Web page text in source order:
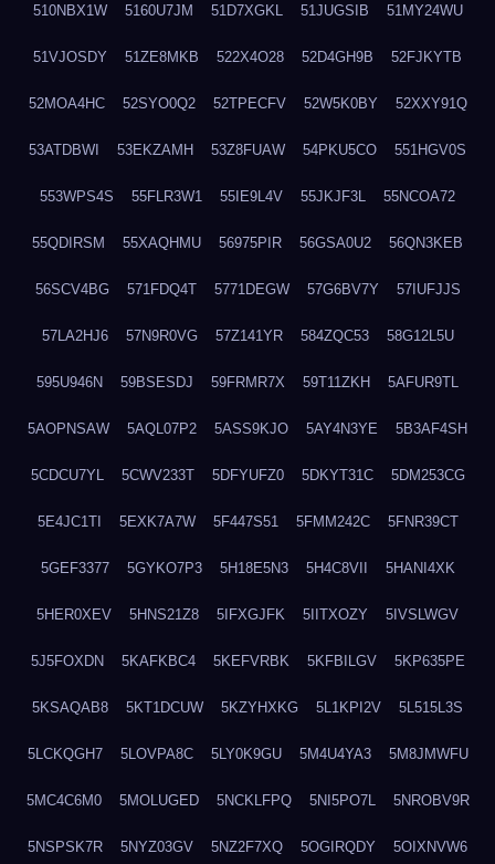
510NBX1W 5160U7JM 51D7XGKL 51JUGSIB 51MY24WU
51VJOSDY 51ZE8MKB 522X4O28 52D4GH9B 52FJKYTB
52MOA4HC 52SYO0Q2 52TPECFV 52W5K0BY 52XXY91Q
53ATDBWI 53EKZAMH 53Z8FUAW 54PKU5CO 551HGV0S
553WPS4S 55FLR3W1 55IE9L4V 55JKJF3L 55NCOA72
55QDIRSM 55XAQHMU 56975PIR 56GSA0U2 56QN3KEB
56SCV4BG 571FDQ4T 5771DEGW 57G6BV7Y 57IUFJJS
57LA2HJ6 57N9R0VG 57Z141YR 584ZQC53 58G12L5U
595U946N 59BSESDJ 59FRMR7X 59T11ZKH 5AFUR9TL
5AOPNSAW 5AQL07P2 5ASS9KJO 5AY4N3YE 5B3AF4SH
5CDCU7YL 5CWV233T 5DFYUFZ0 5DKYT31C 5DM253CG
5E4JC1TI 5EXK7A7W 5F447S51 5FMM242C 5FNR39CT
5GEF3377 5GYKO7P3 5H18E5N3 5H4C8VII 5HANI4XK
5HER0XEV 5HNS21Z8 5IFXGJFK 5IITXOZY 5IVSLWGV
5J5FOXDN 5KAFKBC4 5KEFVRBK 5KFBILGV 5KP635PE
5KSAQAB8 5KT1DCUW 5KZYHXKG 5L1KPI2V 5L515L3S
5LCKQGH7 5LOVPA8C 5LY0K9GU 5M4U4YA3 5M8JMWFU
5MC4C6M0 5MOLUGED 5NCKLFPQ 5NI5PO7L 5NROBV9R
5NSPSK7R 5NYZ03GV 5NZ2F7XQ 5OGIRQDY 5OIXNVW6